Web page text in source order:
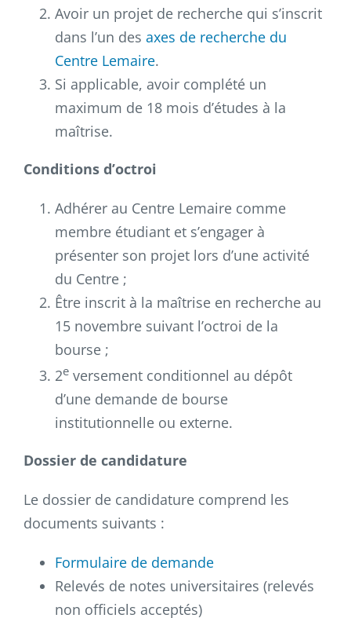
Avoir un projet de recherche qui s’inscrit
dans l’un des axes de recherche du
Centre Lemaire.
Si applicable, avoir complété un
maximum de 18 mois d’études à la
maîtrise.
Conditions d’octroi
Adhérer au Centre Lemaire comme
membre étudiant et s’engager à
présenter son projet lors d’une activité
du Centre ;
Être inscrit à la maîtrise en recherche au
15 novembre suivant l’octroi de la
bourse ;
2e versement conditionnel au dépôt
d’une demande de bourse
institutionnelle ou externe.
Dossier de candidature
Le dossier de candidature comprend les
documents suivants :
Formulaire de demande
Relevés de notes universitaires (relevés
non officiels acceptés)